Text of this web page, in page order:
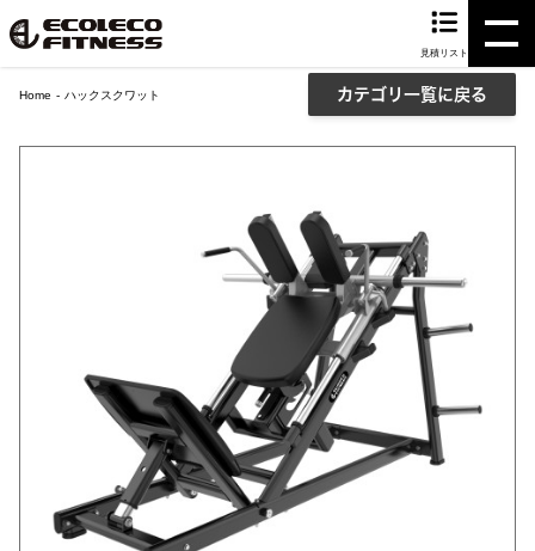
見積リスト
Home ハックスクワット カテゴリ一覧に戻る